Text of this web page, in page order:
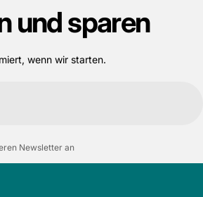
undsparen
wenn wir starten.
Newsletter an